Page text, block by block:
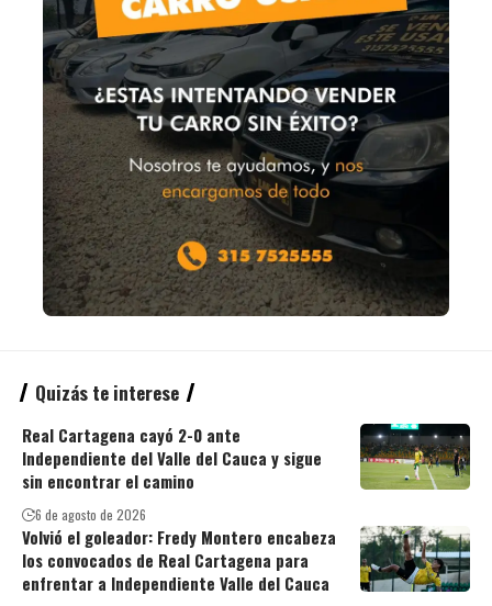
Quizás te interese
Real Cartagena cayó 2-0 ante
Independiente del Valle del Cauca y sigue
sin encontrar el camino
6 de agosto de 2026
Volvió el goleador: Fredy Montero encabeza
los convocados de Real Cartagena para
enfrentar a Independiente Valle del Cauca